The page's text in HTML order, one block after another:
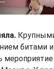
битами